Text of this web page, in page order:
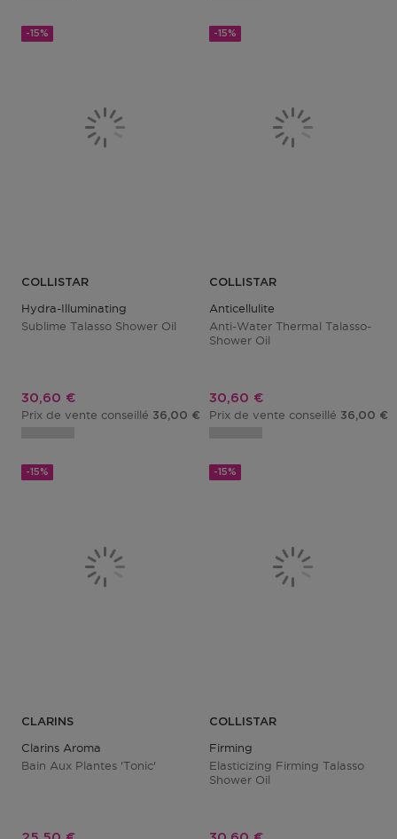
-15%
COLLISTAR
Hydra-Illuminating
Sublime Talasso Shower Oil
Prix promotionnel
30,60 €
Prix de vente conseillé 36,00 €
-15%
COLLISTAR
Anticellulite
Anti-Water Thermal Talasso-
Shower Oil
Prix promotionnel
30,60 €
Prix de vente conseillé 36,00 €
-15%
CLARINS
Clarins Aroma
Bain Aux Plantes 'tonic'
-15%
COLLISTAR
Firming
Elasticizing Firming Talasso
Shower Oil